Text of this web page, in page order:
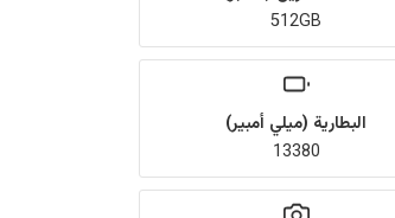
512GB
البطارية (ميلي أمبير)
13380